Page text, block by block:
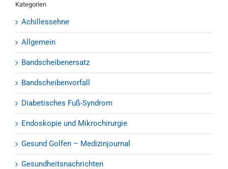
Kategorien
Achillessehne
Allgemein
Bandscheibenersatz
Bandscheibenvorfall
Diabetisches Fuß-Syndrom
Endoskopie und Mikrochirurgie
Gesund Golfen – Medizinjournal
Gesundheitsnachrichten